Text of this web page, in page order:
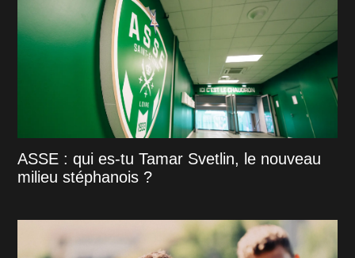
ASSE : qui es-tu Tamar Svetlin, le nouveau
milieu stéphanois ?